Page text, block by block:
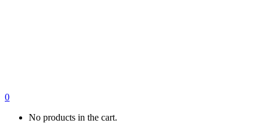
0
No products in the cart.